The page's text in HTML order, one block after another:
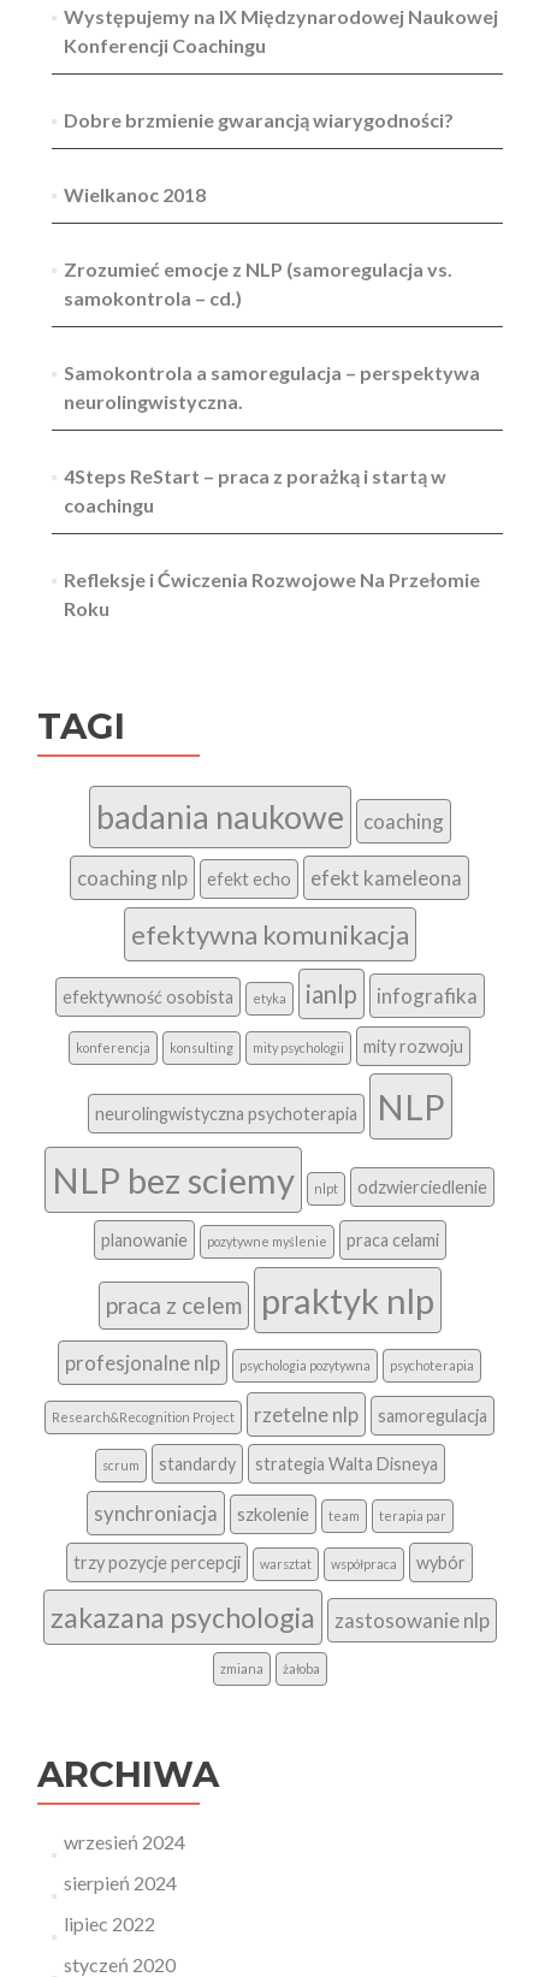
Występujemy na IX Międzynarodowej Naukowej
Konferencji Coachingu
Dobre brzmienie gwarancją wiarygodności?
Wielkanoc 2018
Zrozumieć emocje z NLP (samoregulacja vs.
samokontrola – cd.)
Samokontrola a samoregulacja – perspektywa
neurolingwistyczna.
4Steps ReStart – praca z porażką i startą w
coachingu
Refleksje i Ćwiczenia Rozwojowe Na Przełomie
Roku
TAGI
badania naukowe coaching
coaching nlp efekt echo efekt kameleona
efektywna komunikacja
efektywność osobista etyka ianlp infografika
konferencja konsulting mity psychologii mity rozwoju
neurolingwistyczna psychoterapia
NLP
NLP bez sciemy
nlpt odzwierciedlenie
planowanie pozytywne myślenie praca celami
praca z celem praktyk nlp
profesjonalne nlp psychologia pozytywna psychoterapia
Research&Recognition Project rzetelne nlp samoregulacja
scrum standardy strategia Walta Disneya
synchroniacja szkolenie team terapia par
trzy pozycje percepcji warsztat współpraca wybór
zakazana psychologia zastosowanie nlp
zmiana żałoba
ARCHIWA
wrzesień 2024
sierpień 2024
lipiec 2022
styczeń 2020